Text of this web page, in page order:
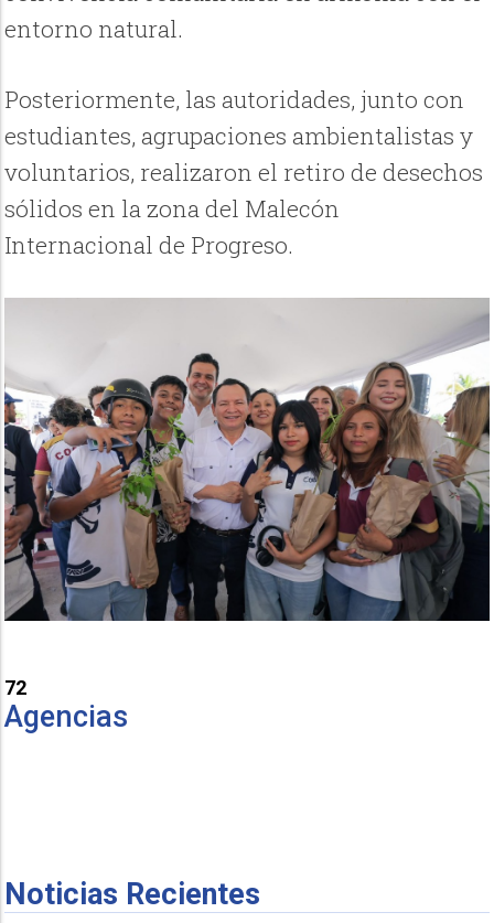
entorno natural.
Posteriormente, las autoridades, junto con
estudiantes, agrupaciones ambientalistas y
voluntarios, realizaron el retiro de desechos
sólidos en la zona del Malecón
Internacional de Progreso.
72
Agencias
Noticias Recientes